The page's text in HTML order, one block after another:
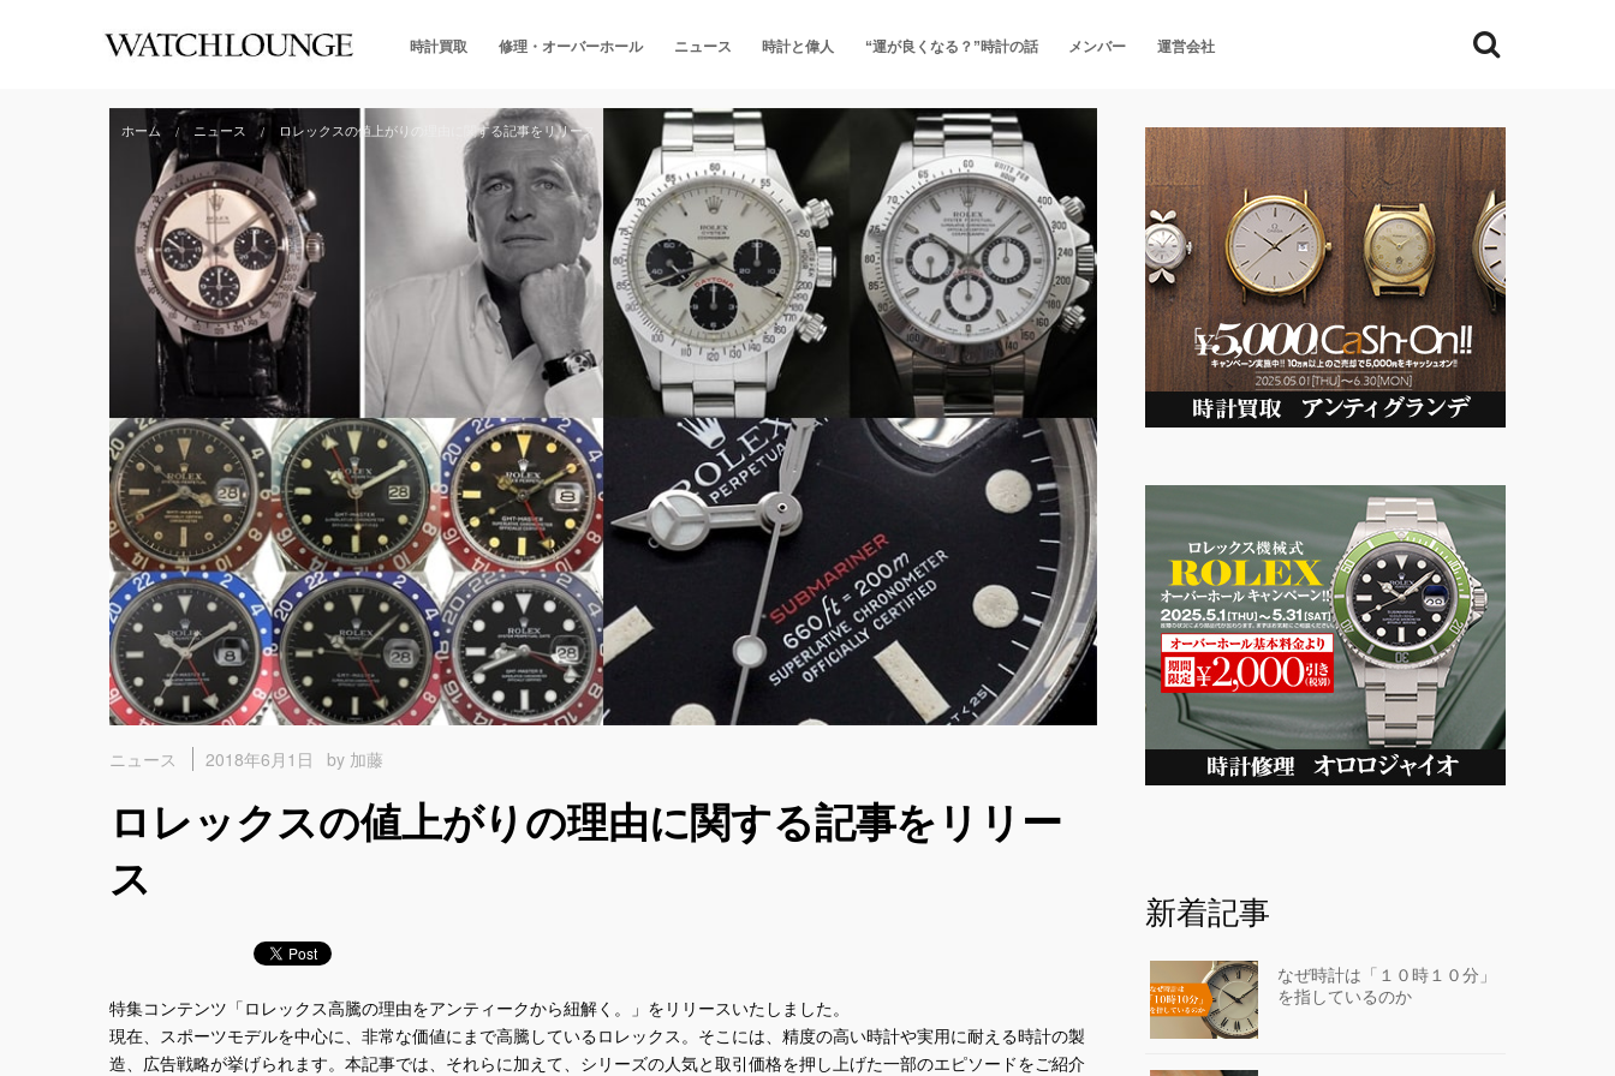
時計買取 修理・オーバーホール ニュース 時計と偉人 “運が良くなる？”時計の話 メンバー 運営会社
ホーム ニュース ロレックスの値上がりの理由に関する記事をリリース
ニュース 2018年6月1日 by 加藤
ロレックスの値上がりの理由に関する記事をリリー
ス
特集コンテンツ「ロレックス高騰の理由をアンティークから紐解く。」をリリースいたしました。
現在、スポーツモデルを中心に、非常な価値にまで高騰しているロレックス。そこには、精度の高い時計や実用に耐える時計の製
造、広告戦略が挙げられます。本記事では、それらに加えて、シリーズの人気と取引価格を押し上げた一部のエピソードをご紹介
新着記事
なぜ時計は「１０時１０分」
を指しているのか